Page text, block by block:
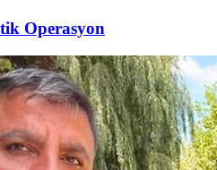
Operasyon